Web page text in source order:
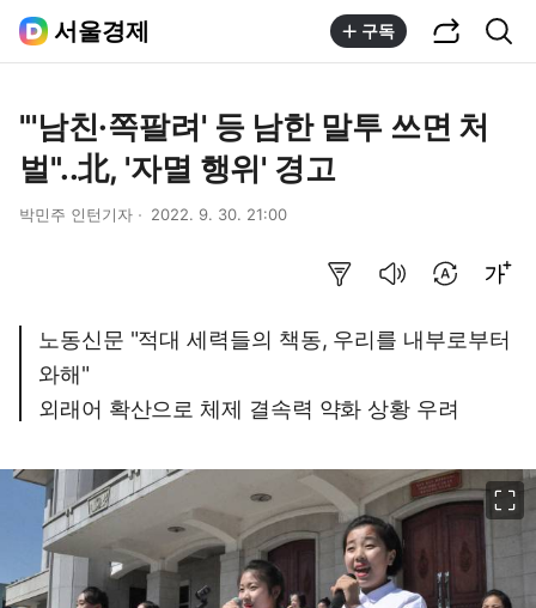
서울경제 구독
"'남친·쪽팔려' 등 남한 말투 쓰면 처
벌"..北, '자멸 행위' 경고
박민주 인턴기자 2022. 9. 30. 21:00
노동신문 "적대 세력들의 책동, 우리를 내부로부터
와해"
외래어 확산으로 체제 결속력 약화 상황 우려